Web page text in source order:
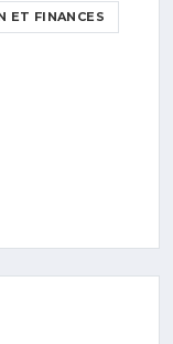
ET FINANCES